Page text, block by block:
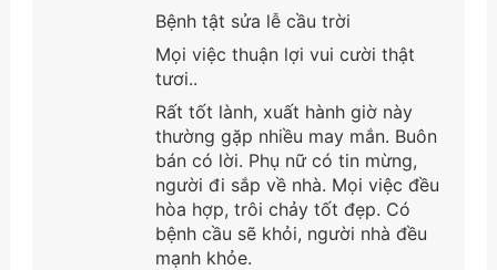
Bệnh tật sửa lễ cầu trời
Mọi việc thuận lợi vui cười thật
tươi..
Rất tốt lành, xuất hành giờ này
thường gặp nhiều may mắn. Buôn
bán có lời. Phụ nữ có tin mừng,
người đi sắp về nhà. Mọi việc đều
hòa hợp, trôi chảy tốt đẹp. Có
bệnh cầu sẽ khỏi, người nhà đều
mạnh khỏe.